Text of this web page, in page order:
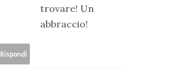
trovare! Un
abbraccio!
Rispondi